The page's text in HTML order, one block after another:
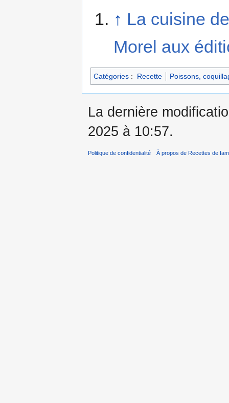
↑ La cuisine
Morel aux
Catégories : Recette Poissons,
La dernière
2025 à 10:57.
Politique de confidentialité À propos de Recettes de